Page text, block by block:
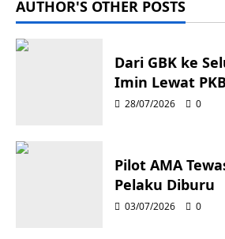
n
g
AUTHOR'S OTHER POSTS
Dari GBK ke
Imin Lewat
28/07/2026 0
Pilot AMA
Pelaku Diburu
03/07/2026 0